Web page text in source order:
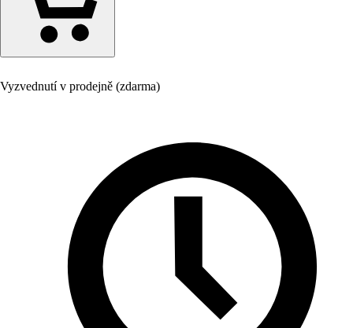
Vyzvednutí v prodejně (zdarma)